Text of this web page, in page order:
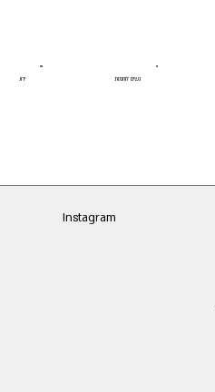
נשים לוחמות ירושלים
Instagram